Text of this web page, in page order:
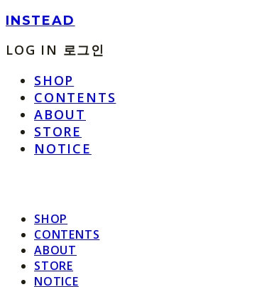
INSTEAD
LOG IN 로그인
SHOP
CONTENTS
ABOUT
STORE
NOTICE
SHOP
CONTENTS
ABOUT
STORE
NOTICE